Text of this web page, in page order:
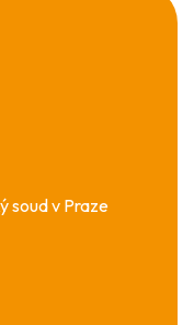
soud v Praze